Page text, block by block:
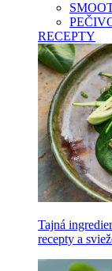
RECEPTY
Tajná
recepty a